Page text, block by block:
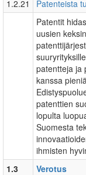
1.2.21
Patenteista
Patentit
uusien
patentteja ja
kanssa
patenttien
lopulta
Suomesta
ihmisten
1.3
Verotus